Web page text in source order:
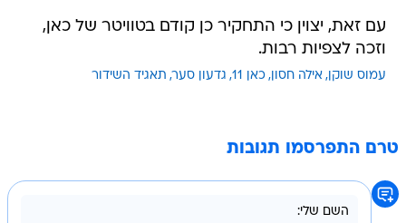
עם זאת, יצוין כי התחקיר כן קודם בטוויטר של כאן,
וזכה לצפיות רבות.
עמוס שוקן אילה חסון כאן 11 גדעון סער תאגיד השידור
טרם התפרסמו תגובות